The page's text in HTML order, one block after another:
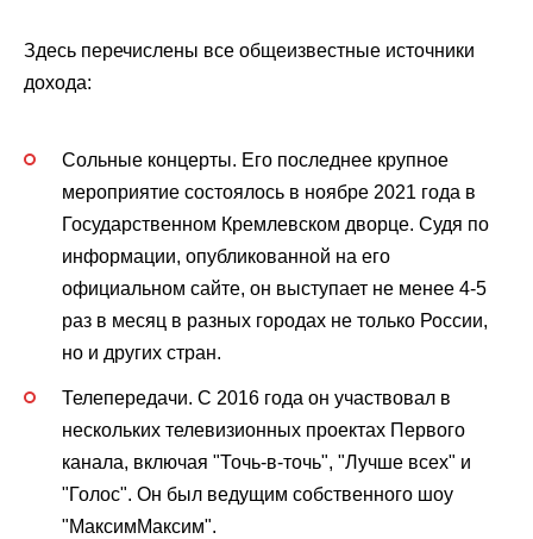
Здесь перечислены все общеизвестные источники
дохода:
Сольные концерты. Его последнее крупное
мероприятие состоялось в ноябре 2021 года в
Государственном Кремлевском дворце. Судя по
информации, опубликованной на его
официальном сайте, он выступает не менее 4-5
раз в месяц в разных городах не только России,
но и других стран.
Телепередачи. С 2016 года он участвовал в
нескольких телевизионных проектах Первого
канала, включая "Точь-в-точь", "Лучше всех" и
"Голос". Он был ведущим собственного шоу
"МаксимМаксим".